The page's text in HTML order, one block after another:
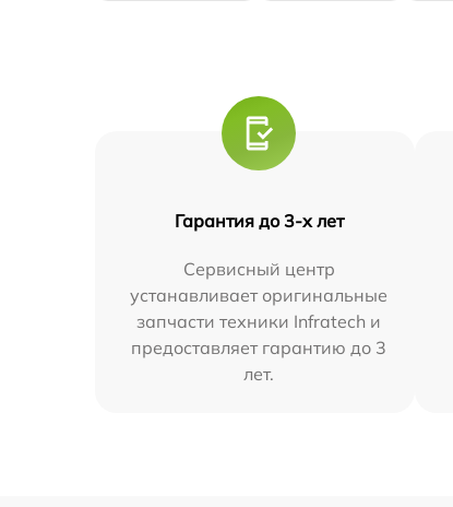
Гарантия до 3-х лет
Сервисный центр
устанавливает оригинальные
запчасти техники Infratech и
предоставляет гарантию до 3
лет.